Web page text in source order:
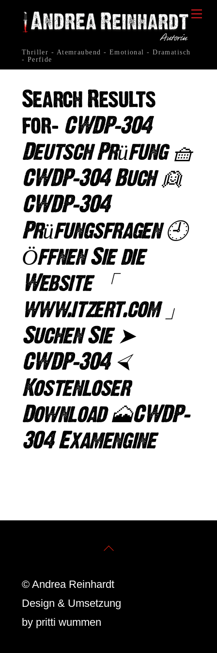
contentThriller - Atemraubend - Emotional - Dramatisch
- Perfide
Search Results
for: CWDP-304
Deutsch Prüfung 🧺
CWDP-304 Buch 👱
CWDP-304
Prüfungsfragen 🕘
Öffnen Sie die
Website 「
www.itzert.com 」
Suchen Sie ➤
CWDP-304 ⮘
Kostenloser
Download 🗻CWDP-
304 Examengine
Back
Top
© Andrea Reinhardt
Design & Umsetzung
by pritti wummen